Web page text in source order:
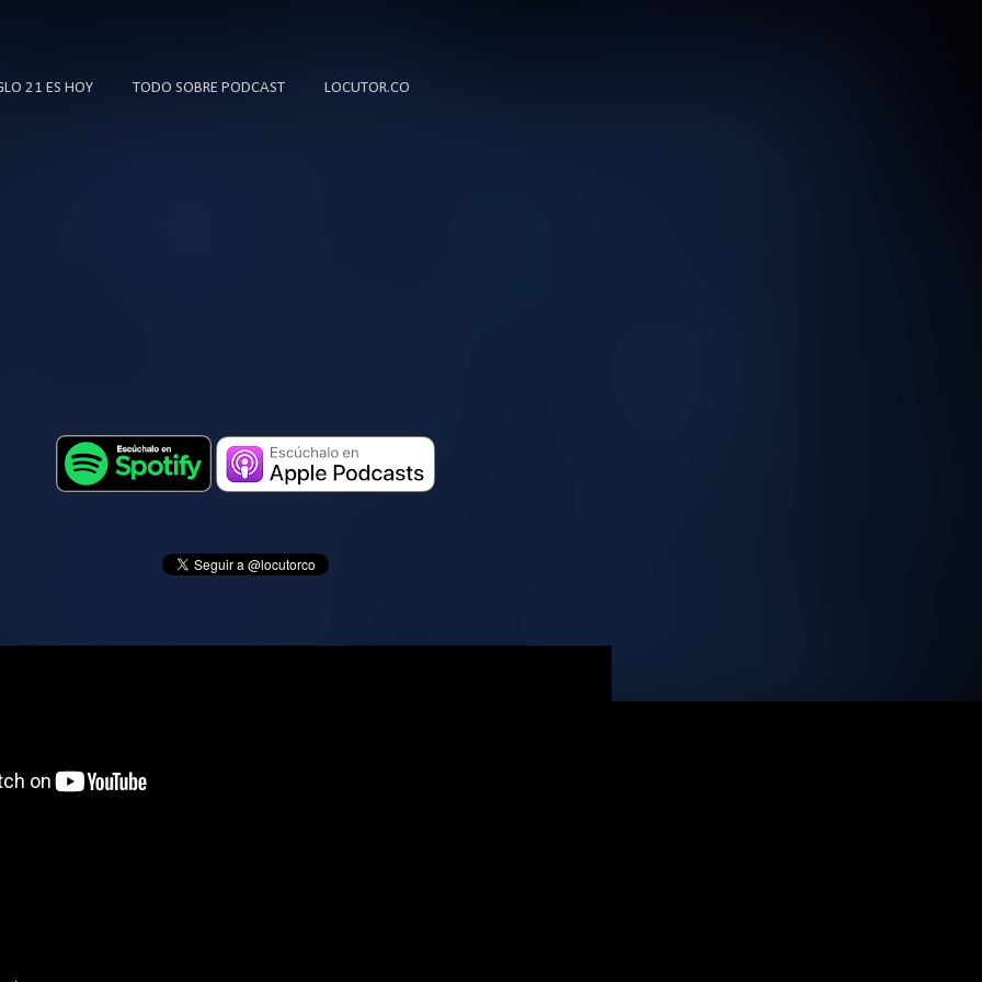
21 ES HOY TODO SOBRE PODCAST LOCUTOR.CO